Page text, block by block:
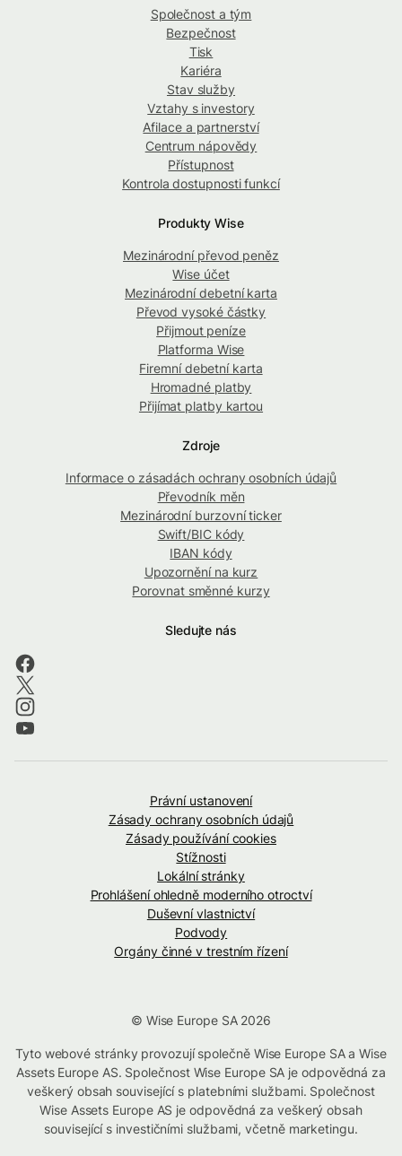
Společnost a tým
Bezpečnost
Tisk
Kariéra
Stav služby
Vztahy s investory
Afilace a partnerství
Centrum nápovědy
Přístupnost
Kontrola dostupnosti funkcí
Produkty Wise
Mezinárodní převod peněz
Wise účet
Mezinárodní debetní karta
Převod vysoké částky
Přijmout peníze
Platforma Wise
Firemní debetní karta
Hromadné platby
Přijímat platby kartou
Zdroje
Informace o zásadách ochrany osobních údajů
Převodník měn
Mezinárodní burzovní ticker
Swift/BIC kódy
IBAN kódy
Upozornění na kurz
Porovnat směnné kurzy
Sledujte nás
Právní ustanovení
Zásady ochrany osobních údajů
Zásady používání cookies
Stížnosti
Lokální stránky
Prohlášení ohledně moderního otroctví
Duševní vlastnictví
Podvody
Orgány činné v trestním řízení
© Wise Europe SA 2026
Tyto webové stránky provozují společně Wise Europe SA a Wise
Assets Europe AS. Společnost Wise Europe SA je odpovědná za
veškerý obsah související s platebními službami. Společnost
Wise Assets Europe AS je odpovědná za veškerý obsah
související s investičními službami, včetně marketingu.